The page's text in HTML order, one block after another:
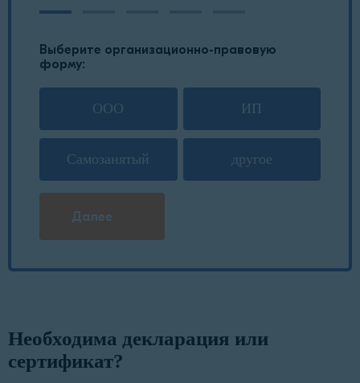
Выберите организационно-правовую
форму:
ООО ИП
Самозанятый другое
Далее
Необходима декларация или
сертификат?